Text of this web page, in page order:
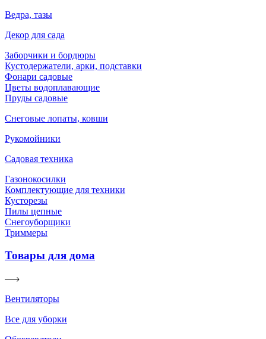
Ведра, тазы
Декор для сада
Заборчики и бордюры
Кустодержатели, арки, подставки
Фонари садовые
Цветы водоплавающие
Пруды садовые
Снеговые лопаты, ковши
Рукомойники
Садовая техника
Газонокосилки
Комплектующие для техники
Кусторезы
Пилы цепные
Снегоуборщики
Триммеры
Товары для дома
Вентиляторы
Все для уборки